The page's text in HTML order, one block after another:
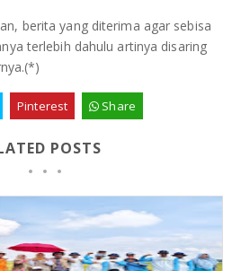
berita yang diterima agar sebisa
terlebih dahulu artinya disaring
Pinterest Share
POSTS